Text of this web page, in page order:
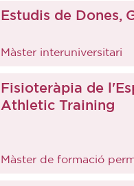
Estudis de Dones,
Màster interuniversitari
Fisioteràpia de
Athletic Training
Màster de formació